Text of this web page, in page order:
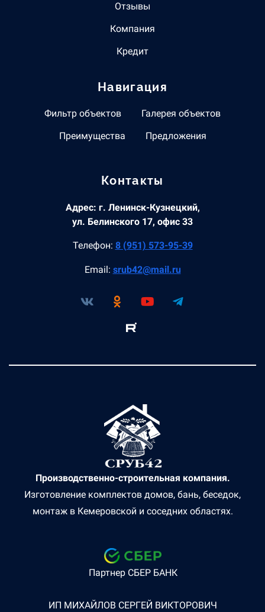
Отзывы
Компания
Кредит
Навигация
Фильтр объектов
Галерея объектов
Преимущества
Предложения
Контакты
Адрес: г. Ленинск-Кузнецкий,
ул. Белинского 17, офис 33
Телефон: 8 (951) 573-95-39
Email: srub42@mail.ru
Производственно-строительная компания.
Изготовление комплектов домов, бань, беседок,
монтаж в Кемеровской и соседних областях.
Партнер СБЕР БАНК
ИП МИХАЙЛОВ СЕРГЕЙ ВИКТОРОВИЧ